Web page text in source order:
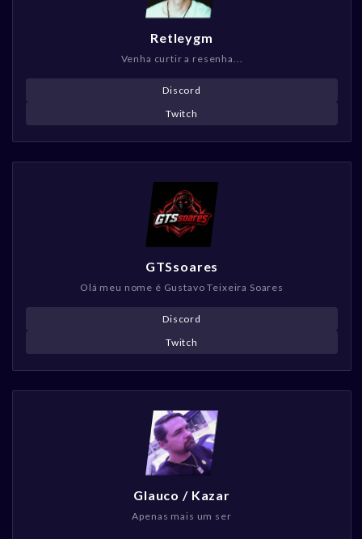
Retleygm
Venha curtir a resenha...
Discord
Twitch
GTSsoares
Olá meu nome é Gustavo Teixeira Soares
Discord
Twitch
Glauco / Kazar
Apenas mais um ser